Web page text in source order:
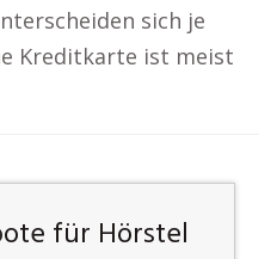
sich je
Kreditkarte ist meist
für Hörstel